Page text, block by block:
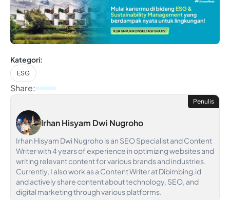
Kategori:
ESG
Share:
Penulis
Irhan Hisyam Dwi Nugroho
Irhan Hisyam Dwi Nugroho is an SEO Specialist and Content
Writer with 4 years of experience in optimizing websites and
writing relevant content for various brands and industries.
Currently, I also work as a Content Writer at Dibimbing.id
and actively share content about technology, SEO, and
digital marketing through various platforms.